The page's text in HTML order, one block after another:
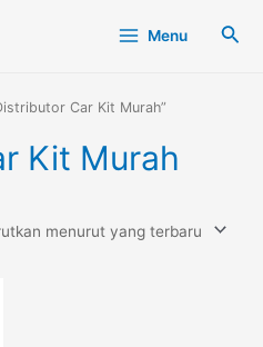
Menu Cari
Car Kit Murah”
Kit Murah